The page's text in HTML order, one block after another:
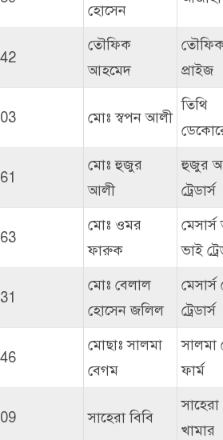
হোসেন
তৌফিক
আহমেদ
প্রাইজ
মোঃ স্বপন আলী
তিথি
মোঃ হুজুর
আলী
হুজুর
ট্রেডার্স
মোঃ ওমর
ফারুক
ভাই
মোঃ বেলাল
হোসেন জলিল
ট্রেডার্স
মোছাঃ সালমা
বেগম
সালমা
ফার্ম
সাহেরা বিবি
খামার